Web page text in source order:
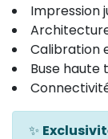
Impression
Calibration
Buse haute
✨